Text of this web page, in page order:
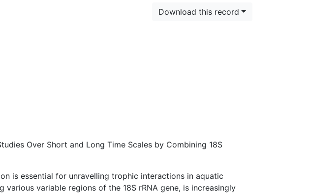
Download this record
Over Short and Long Time Scales by Combining 18S
is essential for unravelling trophic interactions in aquatic
various variable regions of the 18S rRNA gene, is increasingly